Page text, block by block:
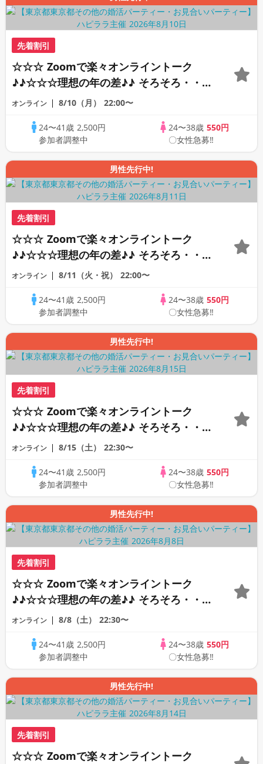
先着割引
☆☆☆ Zoomで楽々オンライントーク
♪♪☆☆☆理想の年の差♪♪ そろそろ・・・
素敵な恋人見つけたい♪ ♪☆カジュアルな
行あり♪♪
オンライン 8/10（月） 22:00〜
24〜41歳 2,500円
参加者調整中
24〜38歳 550円
〇女性急募‼
男性先行中!
先着割引
☆☆☆ Zoomで楽々オンライントーク
♪♪☆☆☆理想の年の差♪♪ そろそろ・・・
素敵な恋人見つけたい♪ ♪☆カジュアルな
行あり♪♪
オンライン 8/11（火・祝） 22:00〜
24〜41歳 2,500円
参加者調整中
24〜38歳 550円
〇女性急募‼
男性先行中!
先着割引
☆☆☆ Zoomで楽々オンライントーク
♪♪☆☆☆理想の年の差♪♪ そろそろ・・・
素敵な恋人見つけたい♪ ♪☆カジュアルな
行あり♪♪
オンライン 8/15（土） 22:30〜
24〜41歳 2,500円
参加者調整中
24〜38歳 550円
〇女性急募‼
男性先行中!
先着割引
☆☆☆ Zoomで楽々オンライントーク
♪♪☆☆☆理想の年の差♪♪ そろそろ・・・
素敵な恋人見つけたい♪ ♪☆カジュアルな
行あり♪♪
オンライン 8/8（土） 22:30〜
24〜41歳 2,500円
参加者調整中
24〜38歳 550円
〇女性急募‼
男性先行中!
先着割引
☆☆☆ Zoomで楽々オンライントーク